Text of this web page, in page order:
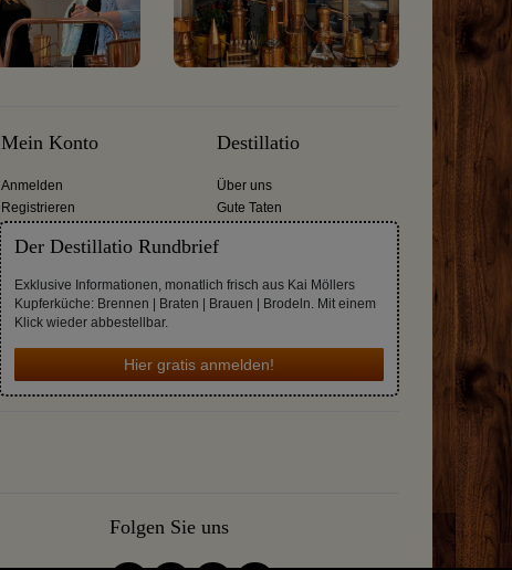
Mein Konto
Anmelden
Registrieren
Destillatio
Über uns
Gute Taten
Der Destillatio Rundbrief
Exklusive Informationen, monatlich frisch aus Kai Möllers
Kupferküche: Brennen | Braten | Brauen | Brodeln. Mit einem
Klick wieder abbestellbar.
Hier gratis anmelden!
Folgen Sie uns